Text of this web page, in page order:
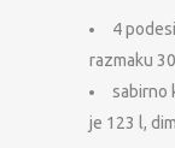
4
razmaku
sabirno
je 123 l,